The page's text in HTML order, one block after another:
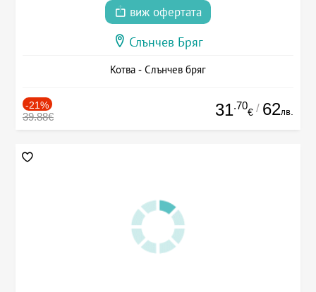
виж офертата
Слънчев Бряг
Котва - Слънчев бряг
-21%
39.88€ 31.70
€ / 62лв.